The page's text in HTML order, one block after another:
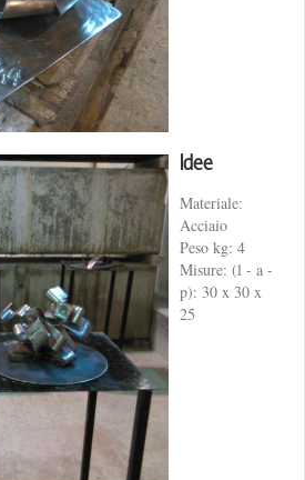
Idee
Materiale:
Acciaio
Peso kg: 4
Misure: (l - a -
p): 30 x 30 x
25